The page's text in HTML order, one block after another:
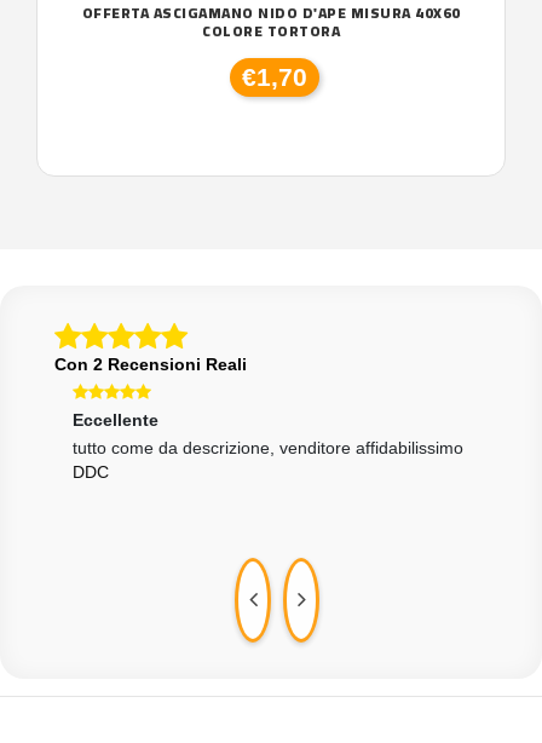
OFFERTA ASCIGAMANO NIDO D'APE MISURA 40X60
COLORE TORTORA
€1,70
Con 2 Recensioni Reali
Eccellente
tutto come da descrizione, venditore affidabilissimo
DDC